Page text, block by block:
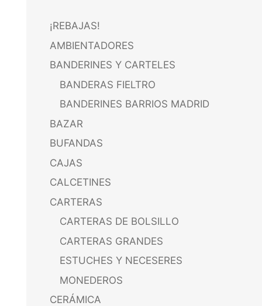
¡REBAJAS!
AMBIENTADORES
BANDERINES Y CARTELES
BANDERAS FIELTRO
BANDERINES BARRIOS MADRID
BAZAR
BUFANDAS
CAJAS
CALCETINES
CARTERAS
CARTERAS DE BOLSILLO
CARTERAS GRANDES
ESTUCHES Y NECESERES
MONEDEROS
CERÁMICA